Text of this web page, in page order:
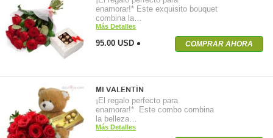
enamorar!* Este exquisito bouquet
combina la…
Más Detalles
95.00 USD COMPRAR AHORA
MI VALENTÍN
¡El regalo perfecto para
enamorar!* Este combo combina
la belleza…
Más Detalles